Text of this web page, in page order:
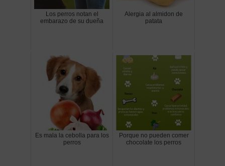
Los perros notan el
embarazo de su dueña
Alergia al almidon de
patata
Es mala la cebolla para los
perros
Porque no pueden comer
chocolate los perros